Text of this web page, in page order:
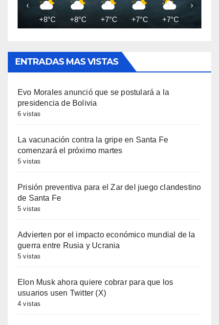
+8°C +8°C +7°C +7°C +7°C +8°C
‹ ›
ENTRADAS MAS VISTAS
Evo Morales anunció que se postulará a la
presidencia de Bolivia
6 vistas
La vacunación contra la gripe en Santa Fe
comenzará el próximo martes
5 vistas
Prisión preventiva para el Zar del juego clandestino
de Santa Fe
5 vistas
Advierten por el impacto económico mundial de la
guerra entre Rusia y Ucrania
5 vistas
Elon Musk ahora quiere cobrar para que los
usuarios usen Twitter (X)
4 vistas